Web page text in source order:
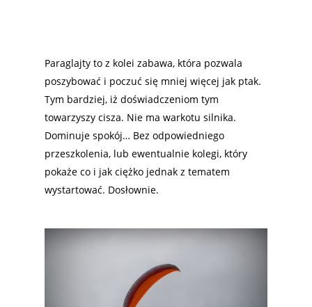
Paraglajty to z kolei zabawa, która pozwala
poszybować i poczuć się mniej więcej jak ptak.
Tym bardziej, iż doświadczeniom tym
towarzyszy cisza. Nie ma warkotu silnika.
Dominuje spokój… Bez odpowiedniego
przeszkolenia, lub ewentualnie kolegi, który
pokaże co i jak ciężko jednak z tematem
wystartować. Dosłownie.